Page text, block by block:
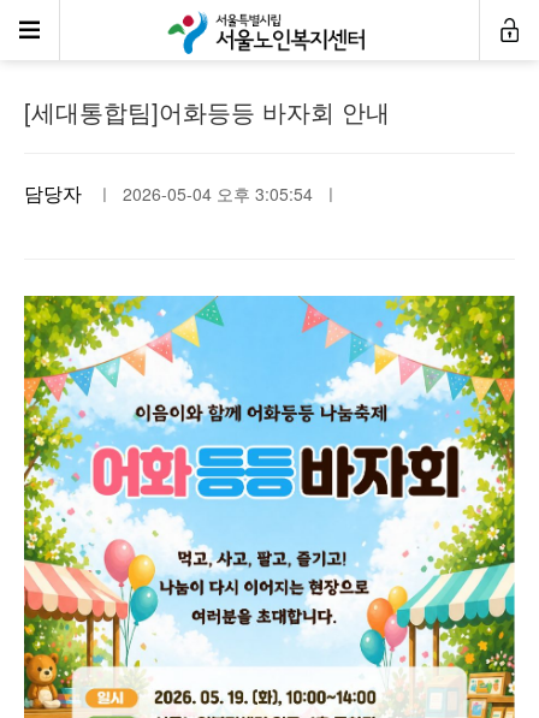
공지사항
[세대통합팀]어화등등 바자회 안내
담당자 ㅣ 2026-05-04 오후 3:05:54 ㅣ